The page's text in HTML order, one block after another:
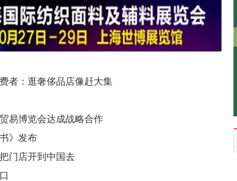
者：逛奢侈品店像赶大集
的消费力一直在高速增长，并且已经逐渐成为全球消费的重要引擎。
新赛道。传统品牌升级、新锐品牌崛起，在国潮大背景下，国货品牌
易博览会达成战略合作
装和时尚产业的友好交流、持续发展以及时尚产业人才的交流互通。
》发布
份Z世代的时尚消费趋势洞察，值得时尚品牌持续关注和深入理解。
门店开到中国去
日本的零售业向中国的线下市场转型。疫情以来，已有多家日企走